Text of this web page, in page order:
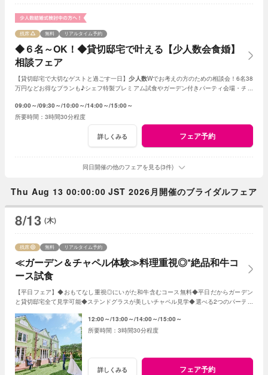
◆６名～OK！◆貸切邸宅で叶える【少人数会食婚】
相談フェア
残席 無料 リアルタイム予約
【貸切邸宅で大切なゲストと過ごす一日】少人数Wでお考えの方のための相談会！6名38
万円などお得なプランも♪シェフ特製プレミアム試食やガーデン付きパーティ会場・チャ
09:00～ 09:30～ 10:00～ 14:00～ 15:00～
3時間30分程度
詳しくみる フェア予約
同日開催の他のフェアを見る(3件)
Thu Aug 13 00:00:00 JST 2026月開催のブライダルフェア
8/13 (木)
≪ガーデン＆チャペル体験≫料理重視◎*絶品和牛コ
ース試食
残席 無料 リアルタイム予約
【平日フェア】◆おもてなし重視◎にいがた和牛含むコース無料◆平日だからガーデン
と貸切邸宅全て見学可能◆ステンドグラスが美しいチャペル見学◆選べる2つのパーティ
12:00～ 13:00～ 14:00～ 15:00～
3時間30分程度
詳しくみる フェア予約